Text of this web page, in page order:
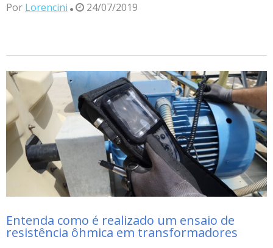
Por Lorencini 24/07/2019
Entenda como é realizado um ensaio de
resistência ôhmica em transformadores